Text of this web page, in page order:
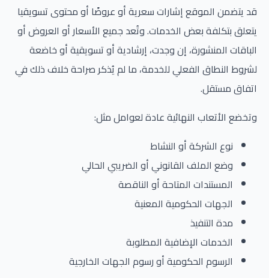
قد يتضمن الموقع إشارات سعرية أو عروضًا أو محتوى تسويقيا
يتعلق بتكلفة بعض الخدمات. وتُعد جميع الأسعار أو العروض أو
الباقات المنشورة، إن وجدت، إرشادية أو تسويقية أو خاضعة
لشروط النطاق الفعلي للخدمة، ما لم يُذكر صراحة خلاف ذلك في
اتفاق مستقل.
وتخضع الأتعاب النهائية عادة لعوامل مثل:
نوع الشركة أو النشاط
وضع الملف القانوني أو الضريبي الحالي
المستندات المتاحة أو الناقصة
الجهات الحكومية المعنية
مدة التنفيذ
الخدمات الإضافية المطلوبة
الرسوم الحكومية أو رسوم الجهات الخارجية